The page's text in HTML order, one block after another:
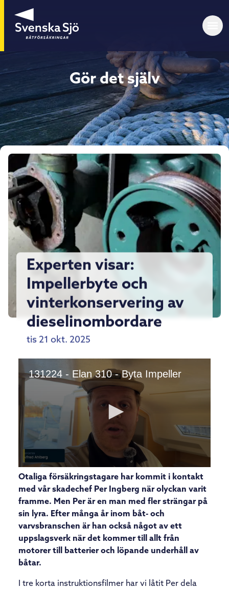
Gör det själv
Experten visar:
Impellerbyte och
vinterkonservering av
dieselinombordare
tis 21 okt. 2025
Otaliga försäkringstagare har kommit i kontakt
med vår skadechef Per Ingberg när olyckan varit
framme. Men Per är en man med fler strängar på
sin lyra. Efter många år inom båt- och
varvsbranschen är han också något av ett
uppslagsverk när det kommer till allt från
motorer till batterier och löpande underhåll av
båtar.
I tre korta instruktionsfilmer har vi låtit Per dela